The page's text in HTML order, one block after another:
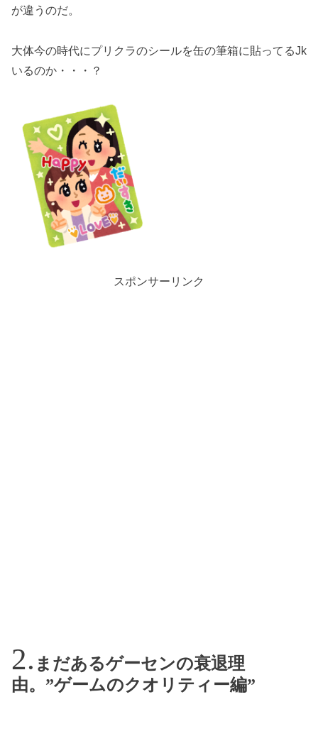
が違うのだ。
大体今の時代にプリクラのシールを缶の筆箱に貼ってるJk
いるのか・・・？
スポンサーリンク
まだあるゲーセンの衰退理
由。”ゲームのクオリティー編”